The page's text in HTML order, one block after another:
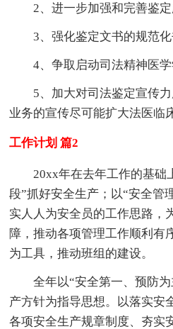
2、进一步加强和完善鉴定
3、强化鉴定文书的规范化
4、争取启动司法精神医学
5、加大对司法鉴定宣传力
业务的宣传尽可能扩大法医临
工作计划 篇2
20xx年在去年工作的基础
段”抓好安全生产；以“安全管
实人人为安全员的工作思路，
障，推动各项管理工作顺利有
为工具，推动班组的建设。
全年以“安全第一、预防为
产方针为指导思想。以落实安
各项安全生产规章制度、夯实